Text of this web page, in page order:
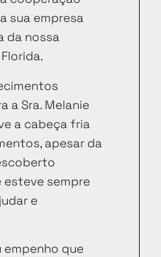
sua empresa
da nossa
a Sra. Melanie
a cabeça fria
apesar da
sempre
e
empenho que